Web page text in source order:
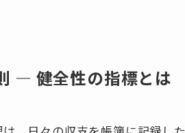
― 健全性の指標とは